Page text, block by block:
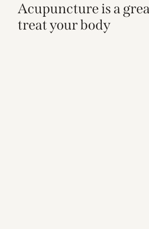
Acupuncture is a
treat your body